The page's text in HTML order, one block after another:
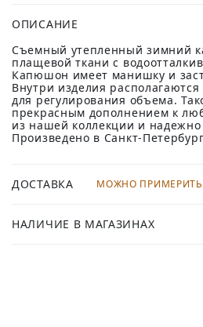
ОПИСАНИЕ
Съемный утепленный зимний
плащевой ткани с
Капюшон имеет манишку и
Внутри изделия
для регулирования объема.
прекрасным дополнением к
из нашей коллекции и
Произведено в Санкт-
ДОСТАВКА МОЖНО ПРИМЕРИТЬ
НАЛИЧИЕ В МАГАЗИНАХ